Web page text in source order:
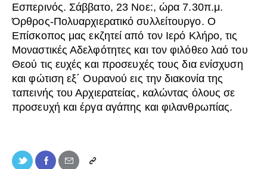
Εσπερινός. Σάββατο, 23 Νοε:, ώρα 7.30π.μ.
Όρθρος-Πολυαρχιερατικό συλλείτουργο. Ο
Επίσκοπος μας εκζητεί από τον Ιερό Κλήρο, τις
Μοναστικές Αδελφότητες και τον φιλόθεο λαό του
Θεού τις ευχές και προσευχές τους δια ενίσχυση
και φώτιση εξ΄ Ουρανού εις την διακονία της
ταπεινής του Αρχιερατείας, καλώντας όλους σε
προσευχή και έργα αγάπης και φιλανθρωπίας.